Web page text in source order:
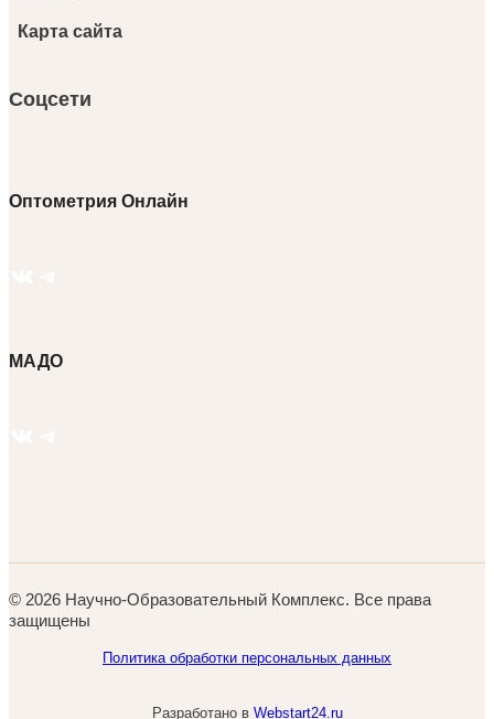
Карта сайта
Соцсети
Оптометрия Онлайн
МАДО
© 2026 Научно-Образовательный Комплекс. Все права
защищены
Политика обработки персональных данных
Разработано в Webstart24.ru